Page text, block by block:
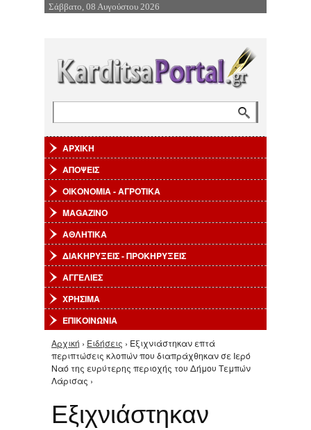
Επιστροφή στην Πλοήγηση
Σάββατο, 08 Αυγούστου 2026
ΑΡΧΙΚΗ
ΑΠΟΨΕΙΣ
ΟΙΚΟΝΟΜΙΑ - ΑΓΡΟΤΙΚΑ
MAGAZINO
ΑΘΛΗΤΙΚΑ
ΔΙΑΚΗΡΥΞΕΙΣ - ΠΡΟΚΗΡΥΞΕΙΣ
ΑΓΓΕΛΙΕΣ
ΧΡΗΣΙΜΑ
ΕΠΙΚΟΙΝΩΝΙΑ
Είστε εδώ
Αρχική › Ειδήσεις › Εξιχνιάστηκαν επτά
περιπτώσεις κλοπών που διαπράχθηκαν σε Ιερό
Ναό της ευρύτερης περιοχής του Δήμου Τεμπών
Λάρισας ›
Εξιχνιάστηκαν